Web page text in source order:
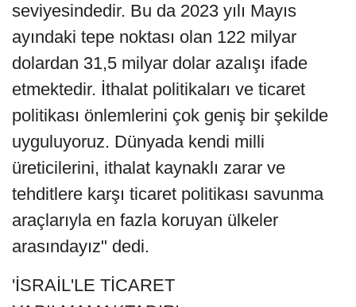
seviyesindedir. Bu da 2023 yılı Mayıs
ayındaki tepe noktası olan 122 milyar
dolardan 31,5 milyar dolar azalışı ifade
etmektedir. İthalat politikaları ve ticaret
politikası önlemlerini çok geniş bir şekilde
uyguluyoruz. Dünyada kendi milli
üreticilerini, ithalat kaynaklı zarar ve
tehditlere karşı ticaret politikası savunma
araçlarıyla en fazla koruyan ülkeler
arasındayız" dedi.
'İSRAİL'LE TİCARET